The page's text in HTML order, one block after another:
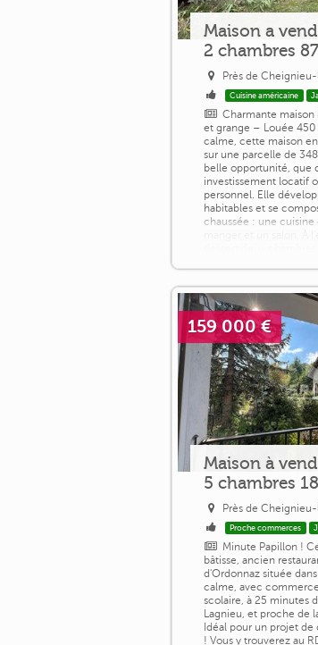
Maison a
2 chambres
Près de
Cuisine américaine
Charmante maison
et grange – Louée
calme, cette maison
sur une parcelle de
belle opportunité, que
investissement locatif
personnel. Elle
habitables et se
chaussée : une cuisine
159 000 €
Maison à
5 chambres
Près de
Proche commerces
Minute Papillon !
bâtisse, ancien
d'Ordonnaz située
calme, avec
scolaire, à 25 minutes
Lagnieu, et proche de
Idéal pour un projet de
! Vous y trouverez au